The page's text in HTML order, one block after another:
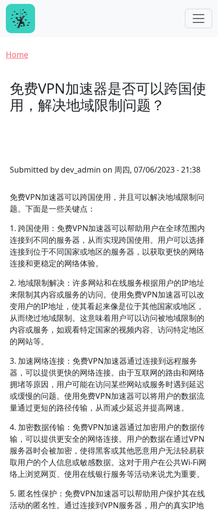
Skip to main content
Breadcrumb
Home
免费VPN加速器是否可以跨国使
用，解决地域限制问题？
Submitted bydev_admin on 周四, 07/06/2023 - 21:38
免费VPN加速器可以跨国使用，并且可以解决地域限制问
题。下面是一些关键点：
1. 跨国使用：免费VPN加速器可以帮助用户在全球范围内
连接到不同的服务器，从而实现跨国使用。用户可以选择
连接到位于不同国家或地区的服务器，以获取更快的网络
连接和更稳定的网络体验。
2. 地域限制解决：许多网站和在线服务根据用户的IP地址
来限制其内容或服务的访问。使用免费VPN加速器可以改
变用户的IP地址，使其看起来像是位于其他国家或地区，
从而绕过地域限制。这意味着用户可以访问被地域限制的
内容或服务，如观看特定国家的视频内容、访问特定地区
的网站等。
3. 加速网络连接：免费VPN加速器通过连接到远程服务
器，可以提供更快的网络连接。由于互联网的路由和网络
拥堵等原因，用户可能在访问某些网站或服务时遇到延迟
或缓慢的问题。使用免费VPN加速器可以将用户的数据流
量通过更短的路径传输，从而减少延迟并提高网速。
4. 加密数据传输：免费VPN加速器通过加密用户的数据传
输，可以提供更安全的网络连接。用户的数据在通过VPN
服务器时会被加密，使得黑客或其他恶意用户无法轻易获
取用户的个人信息或敏感数据。这对于用户在公共Wi-Fi网
络上浏览网页、使用在线银行服务等活动来说尤为重要。
5. 匿名性保护：免费VPN加速器可以帮助用户保护其在线
活动的匿名性。通过连接到VPN服务器，用户的真实IP地